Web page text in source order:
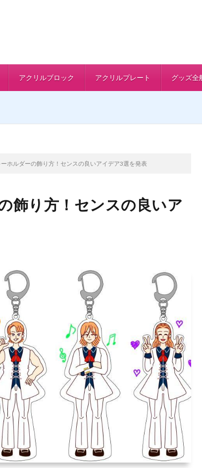
アクリルブロック アクリルプレート グッズ全
ホルダーの飾り方！センスの良いアイデア3選を発表
飾り方！センスの良いア